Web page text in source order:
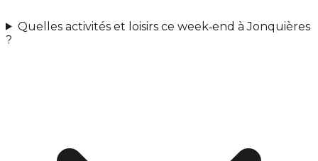
Quelles activités et loisirs ce week‑end à Jonquières
?